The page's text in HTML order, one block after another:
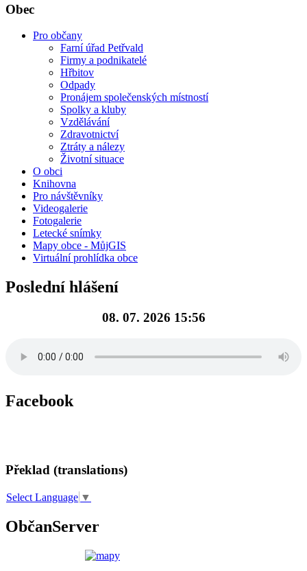
Obec
Pro občany
Farní úřad Petřvald
Firmy a podnikatelé
Hřbitov
Odpady
Pronájem společenských místností
Spolky a kluby
Vzdělávání
Zdravotnictví
Ztráty a nálezy
Životní situace
O obci
Knihovna
Pro návštěvníky
Videogalerie
Fotogalerie
Letecké snímky
Mapy obce - MůjGIS
Virtuální prohlídka obce
Poslední hlášení
08. 07. 2026 15:56
Facebook
Překlad (translations)
Select Language ▼
ObčanServer